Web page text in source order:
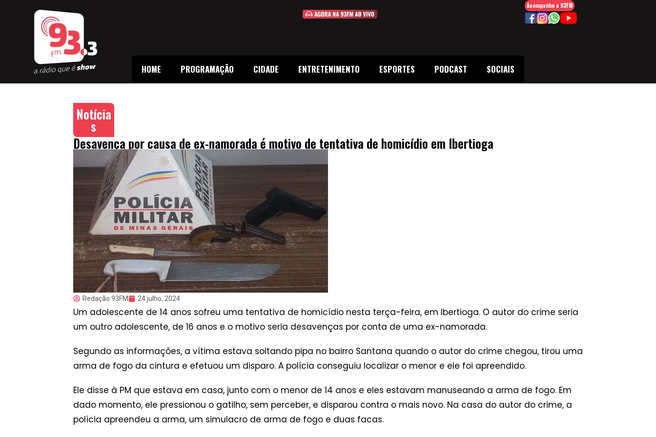
HOME PROGRAMAÇÃO CIDADE ENTRETENIMENTO ESPORTES PODCAST SOCIAIS
Acompanhe a 93FM
Notícia
s
Desavença por causa de ex-namorada é motivo de tentativa de homicídio em Ibertioga
Redação 93FM 24 julho, 2024
Um adolescente de 14 anos sofreu uma tentativa de homicídio nesta terça-feira, em Ibertioga. O autor do crime seria
um outro adolescente, de 16 anos e o motivo seria desavenças por conta de uma ex-namorada.
Segundo as informações, a vítima estava soltando pipa no bairro Santana quando o autor do crime chegou, tirou uma
arma de fogo da cintura e efetuou um disparo. A polícia conseguiu localizar o menor e ele foi apreendido.
Ele disse à PM que estava em casa, junto com o menor de 14 anos e eles estavam manuseando a arma de fogo. Em
dado momento, ele pressionou o gatilho, sem perceber, e disparou contra o mais novo. Na casa do autor do crime, a
polícia apreendeu a arma, um simulacro de arma de fogo e duas facas.